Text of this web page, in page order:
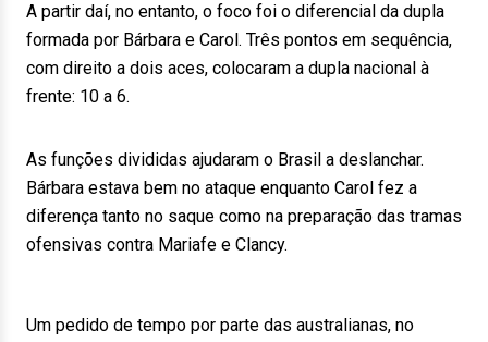
A partir daí, no entanto, o foco foi o diferencial da dupla
formada por Bárbara e Carol. Três pontos em sequência,
com direito a dois aces, colocaram a dupla nacional à
frente: 10 a 6.
As funções divididas ajudaram o Brasil a deslanchar.
Bárbara estava bem no ataque enquanto Carol fez a
diferença tanto no saque como na preparação das tramas
ofensivas contra Mariafe e Clancy.
Um pedido de tempo por parte das australianas, no